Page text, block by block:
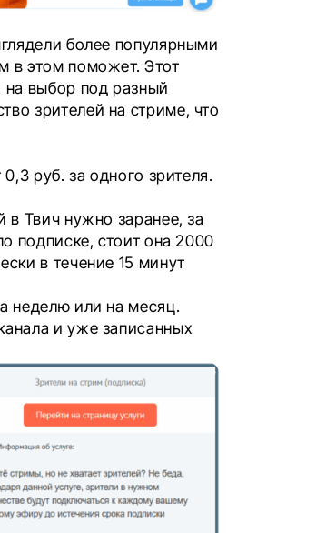
более популярными
в этом поможет. Этот
на выбор под разный
зрителей на стриме, что
руб. за одного зрителя.
в Твич нужно заранее, за
подписке, стоит она 2000
в течение 15 минут
неделю или на месяц.
и уже записанных